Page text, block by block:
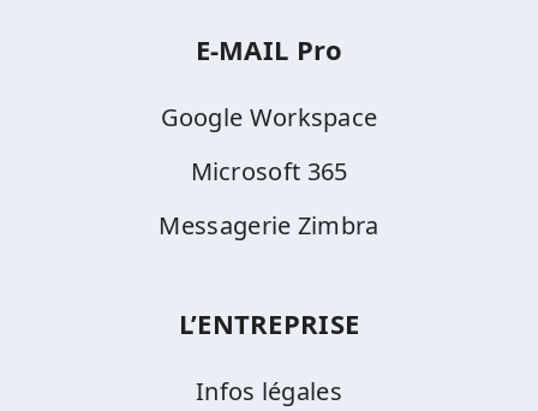
E-MAIL Pro
Google Workspace
Microsoft 365
Messagerie Zimbra
L’ENTREPRISE
Infos légales